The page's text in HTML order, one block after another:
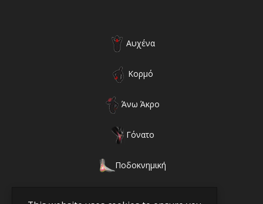
Αυχένα
Κορμό
Άνω Άκρο
Γόνατο
Ποδοκνημική